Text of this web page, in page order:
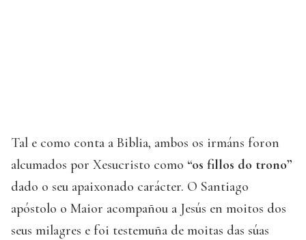
Tal e como conta a Biblia, ambos os irmáns foron
alcumados por Xesucristo como “os fillos do trono”
dado o seu apaixonado carácter. O Santiago
apóstolo o Maior acompañou a Jesús en moitos dos
seus milagres e foi testemuña de moitas das súas